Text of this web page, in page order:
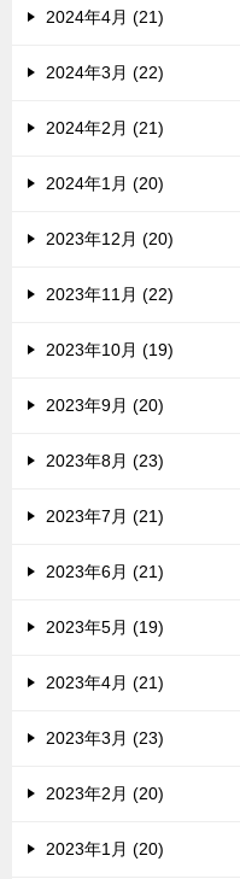
2024年4月 (21)
2024年3月 (22)
2024年2月 (21)
2024年1月 (20)
2023年12月 (20)
2023年11月 (22)
2023年10月 (19)
2023年9月 (20)
2023年8月 (23)
2023年7月 (21)
2023年6月 (21)
2023年5月 (19)
2023年4月 (21)
2023年3月 (23)
2023年2月 (20)
2023年1月 (20)